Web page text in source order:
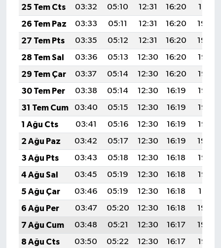
25 Tem Cts
03:32 05:10 12:31 16:20
19:41
26 Tem Paz
03:33 05:11 12:31 16:20
19:40
27 Tem Pts
03:35 05:12 12:31 16:20
19:39
28 Tem Sal
03:36 05:13 12:30 16:20
19:38
29 Tem Çar
03:37 05:14 12:30 16:20
19:37
30 Tem Per
03:38 05:14 12:30 16:19
19:36
31 Tem Cum
03:40 05:15 12:30 16:19
19:36
1 Ağu Cts
03:41 05:16 12:30 16:19
19:35
2 Ağu Paz
03:42 05:17 12:30 16:19
19:34
3 Ağu Pts
03:43 05:18 12:30 16:18
19:33
4 Ağu Sal
03:45 05:19 12:30 16:18
19:32
5 Ağu Çar
03:46 05:19 12:30 16:18
19:31
6 Ağu Per
03:47 05:20 12:30 16:18
19:30
7 Ağu Cum
03:48 05:21 12:30 16:17
19:29
8 Ağu Cts
03:50 05:22 12:30 16:17
19:27